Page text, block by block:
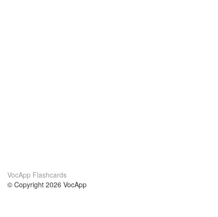
VocApp Flashcards
© Copyright 2026 VocApp